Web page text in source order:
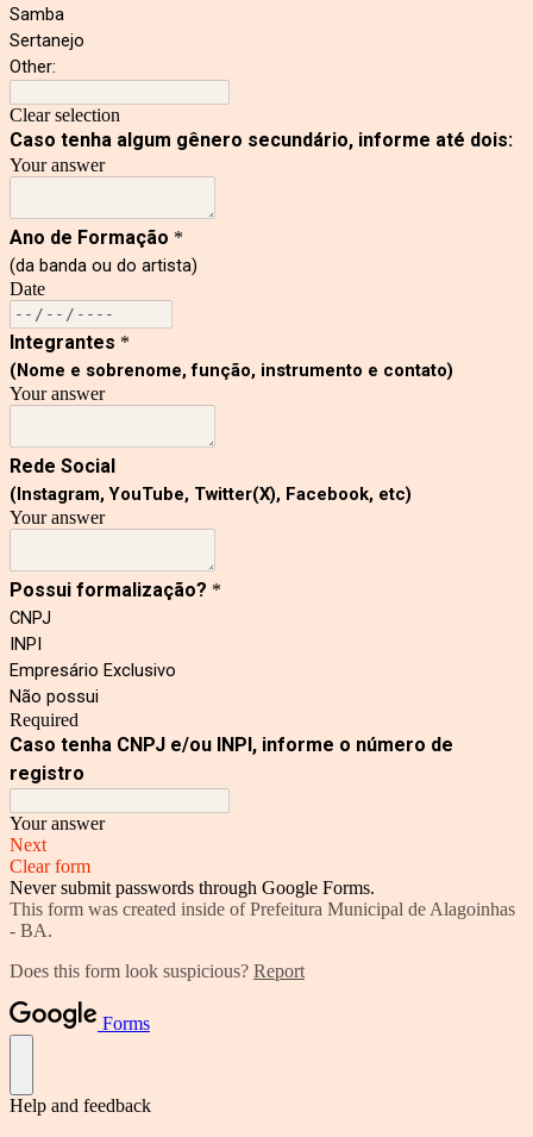
Samba
Sertanejo
Other:
Clear selection
Caso tenha algum gênero secundário, informe até dois:
Your answer
Ano de Formação *
(da banda ou do artista)
Date
Integrantes *
(Nome e sobrenome, função, instrumento e contato)
Your answer
Rede Social
(Instagram, YouTube, Twitter(X), Facebook, etc)
Your answer
Possui formalização? *
CNPJ
INPI
Empresário Exclusivo
Não possui
Required
Caso tenha CNPJ e/ou INPI, informe o número de
registro
Your answer
Next
Clear form
Never submit passwords through Google Forms.
This form was created inside of Prefeitura Municipal de Alagoinhas
- BA.
Does this form look suspicious? Report
Forms
Help and feedback